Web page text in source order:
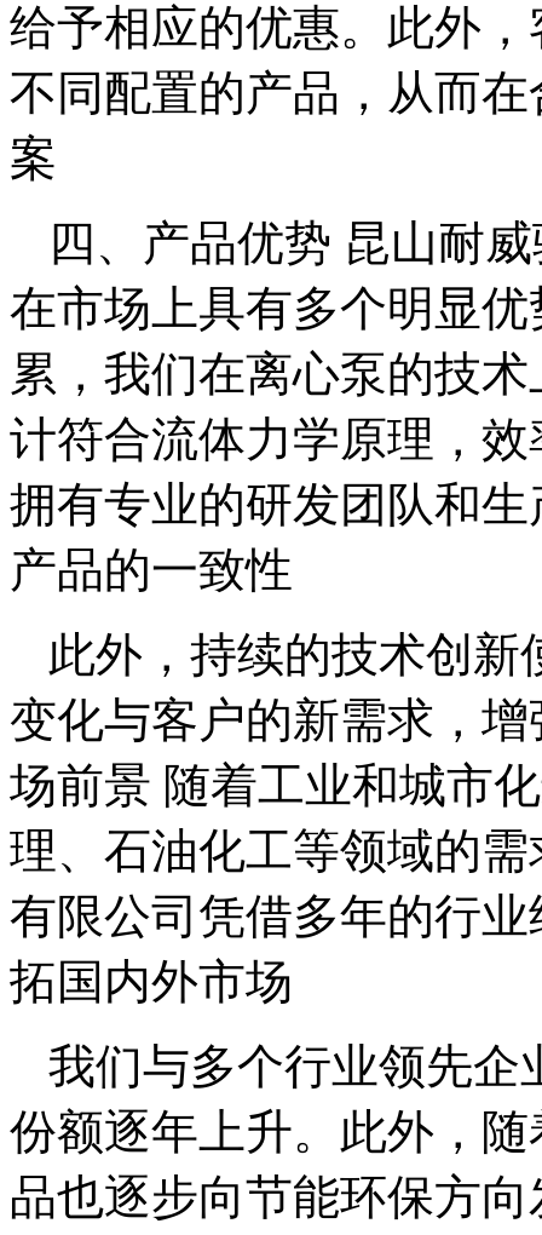
给予相应的优惠。此外
不同配置的产品，从而
案
四、产品优势 昆山耐
在市场上具有多个明显
累，我们在离心泵的技
计符合流体力学原理，
拥有专业的研发团队和
产品的一致性
此外，持续的技术创
变化与客户的新需求，
场前景 随着工业和城市
理、石油化工等领域的
有限公司凭借多年的行
拓国内外市场
我们与多个行业领先企
份额逐年上升。此外，
品也逐步向节能环保方